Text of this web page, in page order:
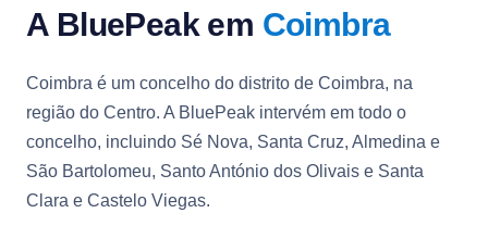
A BluePeak em Coimbra
Coimbra é um concelho do distrito de Coimbra, na
região do Centro. A BluePeak intervém em todo o
concelho, incluindo Sé Nova, Santa Cruz, Almedina e
São Bartolomeu, Santo António dos Olivais e Santa
Clara e Castelo Viegas.